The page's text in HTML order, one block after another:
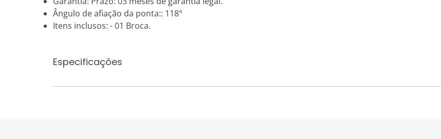
Ângulo de afiação da ponta:: 118°
Itens inclusos: - 01 Broca.
Especificações